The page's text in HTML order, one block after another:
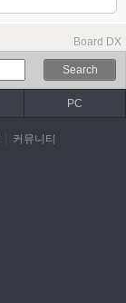
Board DX
Search
PC
커뮤니티